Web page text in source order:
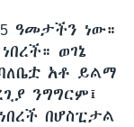
ዓመታችን ነው።
ወገኔ
አቶ ይልማ
ንግግርም፤
በሆስፒታል